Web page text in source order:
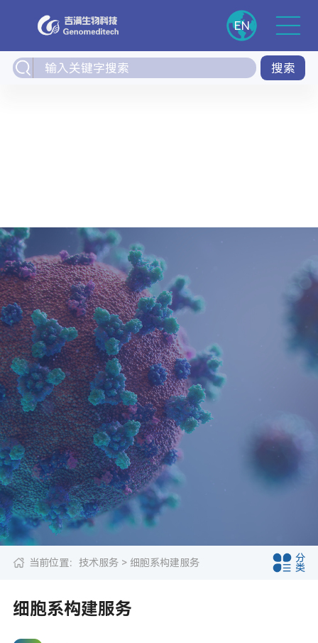
EN
搜索
当前位置： 技术服务> 细胞系构建服务
分
类
细胞系构建服务